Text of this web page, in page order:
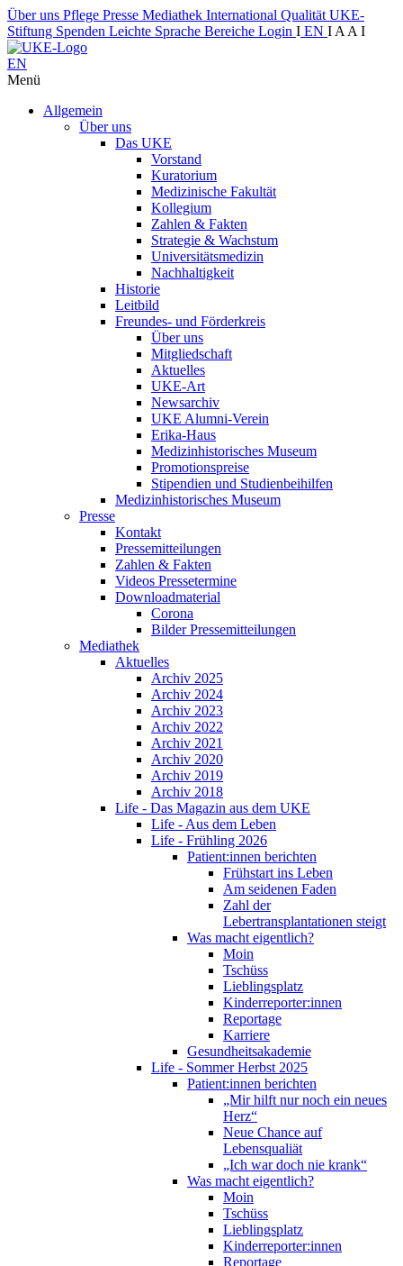
Über uns Pflege Presse Mediathek International Qualität UKE-
Stiftung Spenden Leichte Sprache Bereiche Login I EN I A A I
EN
Menü
Allgemein
Über uns
Das UKE
Vorstand
Kuratorium
Medizinische Fakultät
Kollegium
Zahlen & Fakten
Strategie & Wachstum
Universitätsmedizin
Nachhaltigkeit
Historie
Leitbild
Freundes- und Förderkreis
Über uns
Mitgliedschaft
Aktuelles
UKE-Art
Newsarchiv
UKE Alumni-Verein
Erika-Haus
Medizinhistorisches Museum
Promotionspreise
Stipendien und Studienbeihilfen
Medizinhistorisches Museum
Presse
Kontakt
Pressemitteilungen
Zahlen & Fakten
Videos Pressetermine
Downloadmaterial
Corona
Bilder Pressemitteilungen
Mediathek
Aktuelles
Archiv 2025
Archiv 2024
Archiv 2023
Archiv 2022
Archiv 2021
Archiv 2020
Archiv 2019
Archiv 2018
Life - Das Magazin aus dem UKE
Life - Aus dem Leben
Life - Frühling 2026
Patient:innen berichten
Frühstart ins Leben
Am seidenen Faden
Zahl der
Lebertransplantationen steigt
Was macht eigentlich?
Moin
Tschüss
Lieblingsplatz
Kinderreporter:innen
Reportage
Karriere
Gesundheitsakademie
Life - Sommer Herbst 2025
Patient:innen berichten
„Mir hilft nur noch ein neues
Herz“
Neue Chance auf
Lebensqualiät
„Ich war doch nie krank“
Was macht eigentlich?
Moin
Tschüss
Lieblingsplatz
Kinderreporter:innen
Reportage